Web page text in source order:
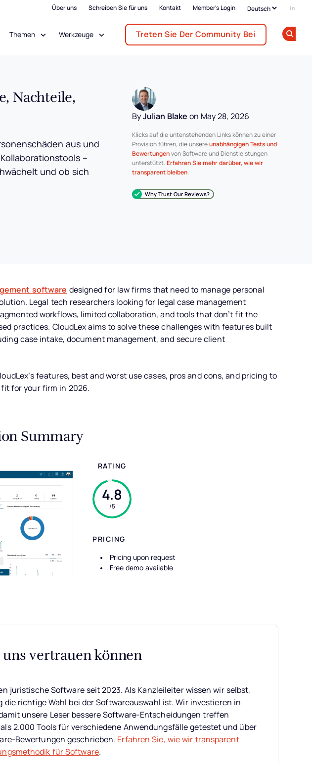
Über uns Schreiben Sie für uns Kontakt Member's Login
Add
Themen Werkzeuge Treten Sie Der Community Bei
Nachteile,
aus und
–
und ob sich
By Julian Blake on May 28, 2026
Klicks auf die untenstehenden Links können zu einer
Provision führen, die unsere unabhängigen Tests und
Bewertungen von Software und Dienstleistungen
unterstützt. Erfahren Sie mehr darüber, wie wir
transparent bleiben.
Why Trust Our Reviews?
software designed for law firms that need to manage personal
Legal tech researchers looking for legal case management
workflows, limited collaboration, and tools that don’t fit the
practices. CloudLex aims to solve these challenges with features built
case intake, document management, and secure client
features, best and worst use cases, pros and cons, and pricing to
for your firm in 2026.
Summary
RATING
4.8
/5
PRICING
Pricing upon request
Free demo available
vertrauen können
juristische Software seit 2023. Als Kanzleileiter wissen wir selbst,
die richtige Wahl bei der Softwareauswahl ist. Wir investieren in
unsere Leser bessere Software-Entscheidungen treffen
2.000 Tools für verschiedene Anwendungsfälle getestet und über
Bewertungen geschrieben. Erfahren Sie, wie wir transparent
für Software.